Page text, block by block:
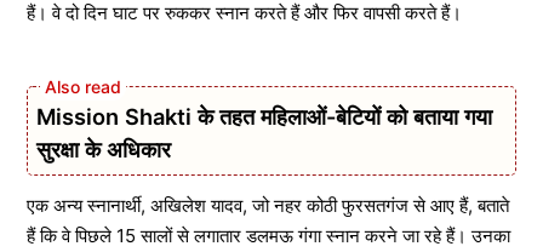
हैं। वे दो दिन घाट पर रुककर स्नान करते हैं और फिर वापसी करते हैं।
Mission Shakti के तहत महिलाओं-बेटियों को बताया गया
सुरक्षा के अधिकार
एक अन्य स्नानार्थी, अखिलेश यादव, जो नहर कोठी फुरसतगंज से आए हैं, बताते
हैं कि वे पिछले 15 सालों से लगातार डलमऊ गंगा स्नान करने जा रहे हैं। उनका